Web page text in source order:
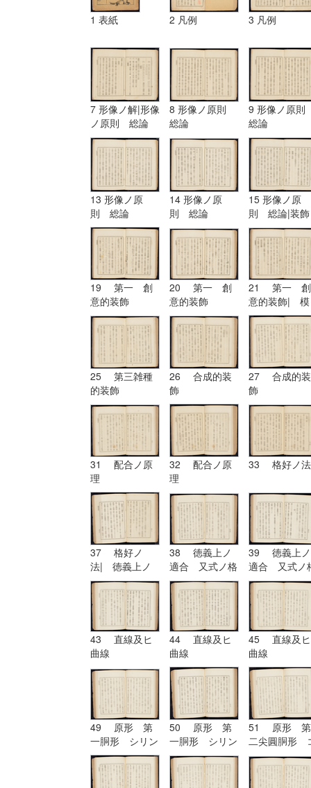
1 表紙 2 凡例 3 凡例
7 形像ノ解|形像
ノ原則 総論
8 形像ノ原則
総論
9 形像ノ原
総論
13 形像ノ原
則 総論
14 形像ノ原
則 総論
15 形像ノ原
則 総論|装飾
ノ原理
19 第一 創
意的装飾
20 第一 創
意的装飾
21 第一 創
意的装飾| 模
擬的装飾
25 第三雑種
的装飾
26 合成的装
飾
27 合成的装
飾
31 配合ノ原
理
32 配合ノ原
理
33 格好ノ法
37 格好ノ
法| 徳義上ノ
適合 又式ノ格
好
38 徳義上ノ
適合 又式ノ格
好
39 徳義上ノ
適合 又式ノ
好| 形
43 直線及ヒ
曲線
44 直線及ヒ
曲線
45 直線及ヒ
曲線
49 原形 第
一胴形 シリン
ドル
50 原形 第
一胴形 シリン
ドル
51 原形 第
二尖圓胴形
ノイド